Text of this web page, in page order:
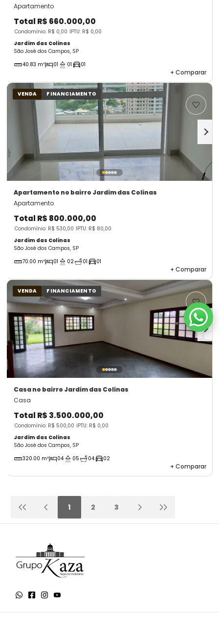
Apartamento
Total R$ 660.000,00
Condomínio: R$ 0,00 IPTU: R$ 0,00
Jardim das Colinas
São José dos Campos, SP
40.83 m²
01 01 01
+ Comparar
VENDA FINANCIAMENTO
Apartamento no bairro Jardim das Colinas
Apartamento
Total R$ 800.000,00
Condomínio: R$ 530,00 IPTU: R$ 80,00
Jardim das Colinas
São José dos Campos, SP
70.00 m²
01 02 01 01
+ Comparar
VENDA FINANCIAMENTO
Casano bairro Jardim das Colinas
Casa
Total R$ 3.500.000,00
Condomínio: R$ 500,00 IPTU: R$ 0,00
Jardim das Colinas
São José dos Campos, SP
320.00 m²
04 05 04 02
+ Comparar
1 2 3